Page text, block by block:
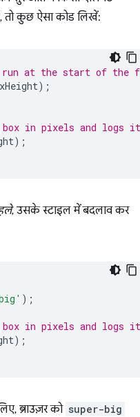
तो कुछ ऐसा कोड लिखें:
run at the start of the
);
in pixels and logs
);
, उसके स्टाइल में बदलाव कर
);
in pixels and logs
);
ब्राउज़र को super-big